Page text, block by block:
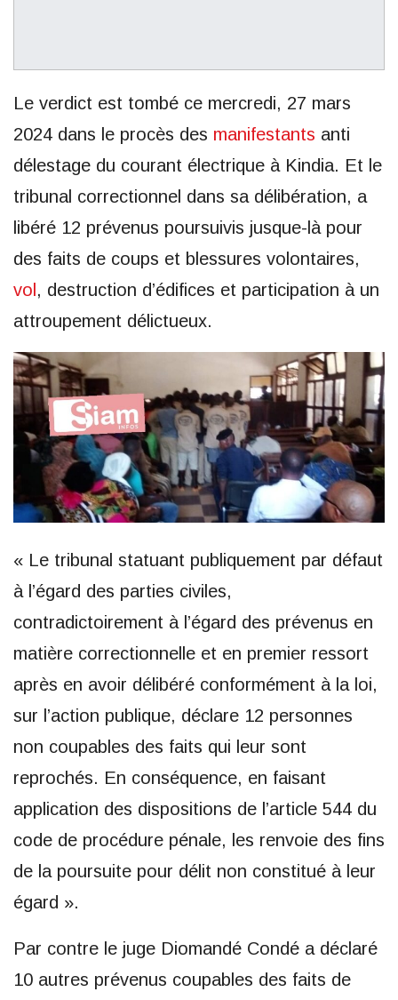
Le verdict est tombé ce mercredi, 27 mars
2024 dans le procès des manifestants anti
délestage du courant électrique à Kindia. Et le
tribunal correctionnel dans sa délibération, a
libéré 12 prévenus poursuivis jusque-là pour
des faits de coups et blessures volontaires,
vol , destruction d’édifices et participation à un
attroupement délictueux.
« Le tribunal statuant publiquement par défaut
à l’égard des parties civiles,
contradictoirement à l’égard des prévenus en
matière correctionnelle et en premier ressort
après en avoir délibéré conformément à la loi,
sur l’action publique, déclare 12 personnes
non coupables des faits qui leur sont
reprochés. En conséquence, en faisant
application des dispositions de l’article 544 du
code de procédure pénale, les renvoie des fins
de la poursuite pour délit non constitué à leur
égard ».
Par contre le juge Diomandé Condé a déclaré
10 autres prévenus coupables des faits de